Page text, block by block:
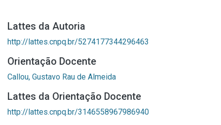
Lattes da Autoria
http://lattes.cnpq.br/5274177344296463
Orientação Docente
Callou, Gustavo Rau de Almeida
Lattes da Orientação Docente
http://lattes.cnpq.br/3146558967986940